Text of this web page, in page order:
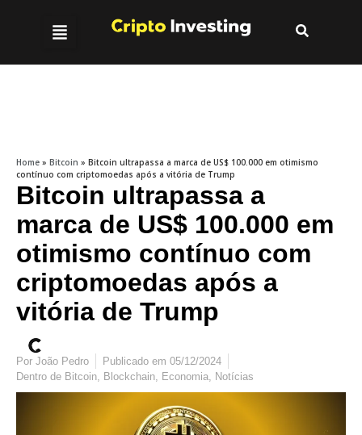
Home » Bitcoin » Bitcoin ultrapassa a marca de US$ 100.000 em otimismo
contínuo com criptomoedas após a vitória de Trump
Bitcoin ultrapassa a
marca de US$ 100.000 em
otimismo contínuo com
criptomoedas após a
vitória de Trump
Por João Pedro Publicado em 05/12/2024
Dentro de Bitcoin, Blockchain, Economia, Notícias